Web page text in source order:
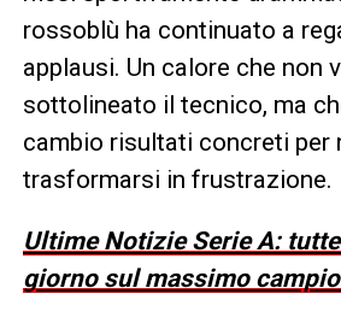
rossoblù ha continuato a
applausi. Un calore che non
sottolineato il tecnico, ma
cambio risultati concreti per
trasformarsi in frustrazione.
Ultime Notizie Serie A:
giorno sul massimo